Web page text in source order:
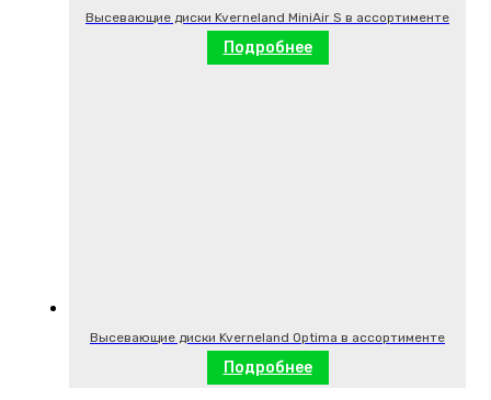
Высевающие диски Kverneland MiniAir S в ассортименте
Подробнее
Высевающие диски Kverneland Optima в ассортименте
Подробнее